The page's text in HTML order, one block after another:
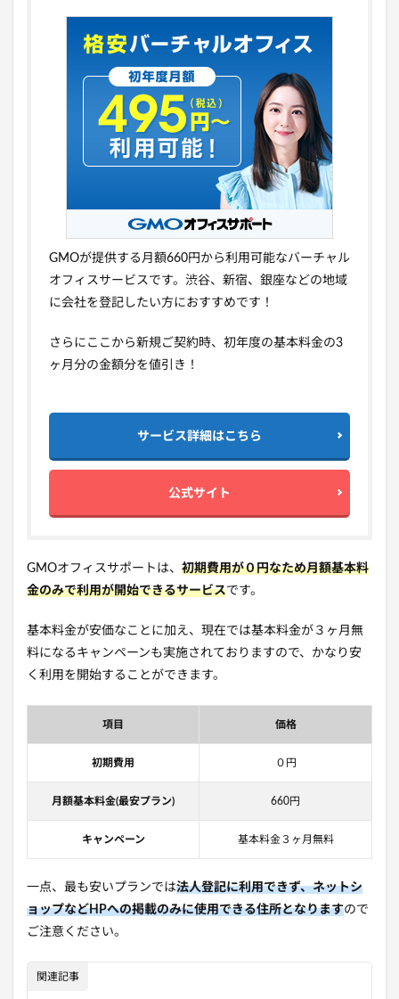
GMOが提供する月額660円から利用可能なバーチャル
オフィスサービスです。渋谷、新宿、銀座などの地域
に会社を登記したい方におすすめです！
さらにここから新規ご契約時、初年度の基本料金の3
ヶ月分の金額分を値引き！
サービス詳細はこちら
公式サイト
GMOオフィスサポートは、 初期費用が０円なため月額基本料
金のみで利用が開始できるサービスです。
基本料金が安価なことに加え、現在では基本料金が３ヶ月無
料になるキャンペーンも実施されておりますので、かなり安
く利用を開始することができます。
項目 価格
初期費用 ０円
月額基本料金(最安プラン) 660円
キャンペーン 基本料金３ヶ月無料
一点、最も安いプランでは法人登記に利用できず、ネットシ
ョップなどHPへの掲載のみに使用できる住所となりますので
ご注意ください。
関連記事